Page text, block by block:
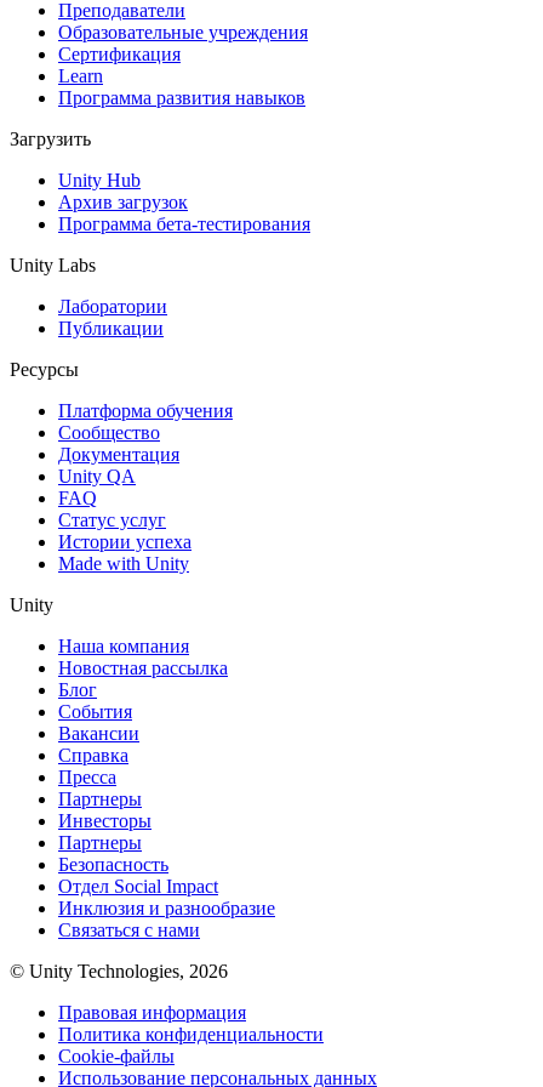
XR-игры
Запускайте XR-игры на разных платформах
Упрощенное создание многопользовательских игр
Преподаватели
Образовательные учреждения
Сертификация
Learn
Программа развития навыков
Загрузить
Unity Hub
Архив загрузок
Программа бета-тестирования
Unity Labs
Лаборатории
Публикации
Ресурсы
Платформа обучения
Сообщество
Документация
Unity QA
FAQ
Статус услуг
Истории успеха
Made with Unity
Unity
Наша компания
Новостная рассылка
Блог
События
Вакансии
Справка
Пресса
Партнеры
Инвесторы
Партнеры
Безопасность
Отдел Social Impact
Инклюзия и разнообразие
Связаться с нами
© Unity Technologies, 2026
Правовая информация
Политика конфиденциальности
Cookie-файлы
Использование персональных данных